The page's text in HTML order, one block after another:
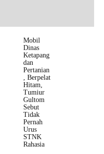
Mobil
Dinas
Ketapang
dan
Pertanian
, Berpelat
Hitam,
Tumiur
Gultom
Sebut
Tidak
Pernah
Urus
STNK
Rahasia